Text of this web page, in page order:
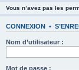
Vous n’avez pas les
CONNEXION •
Nom d’utilisateur :
Mot de passe :